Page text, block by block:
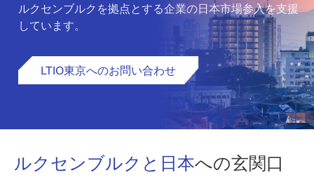
ルクセンブルクを拠点とする企業の日本市場参入を支援
しています。
LTIO東京へのお問い合わせ
ルクセンブルクと日本への玄関口